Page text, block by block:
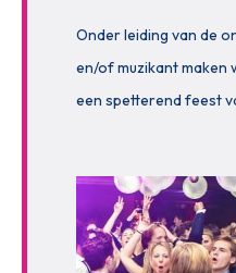
Onder leiding van de
en/of muzikant maken
een spetterend feest